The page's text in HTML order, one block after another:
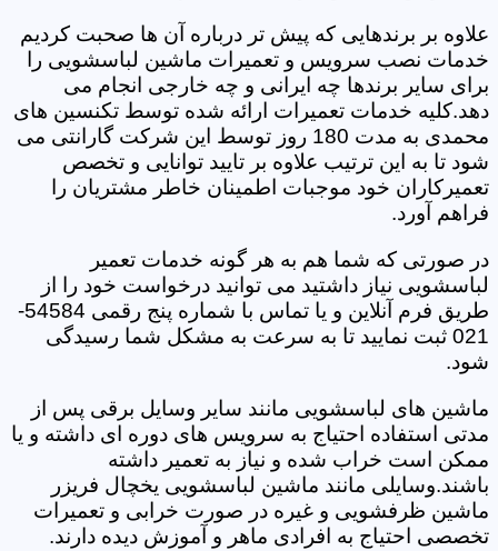
علاوه بر برندهایی که پیش تر درباره آن ها صحبت کردیم
خدمات نصب سرویس و تعمیرات ماشین لباسشویی را
برای سایر برندها چه ایرانی و چه خارجی انجام می
دهد.کلیه خدمات تعمیرات ارائه شده توسط تکنسین های
محمدی به مدت 180 روز توسط این شرکت گارانتی می
شود تا به این ترتیب علاوه بر تایید توانایی و تخصص
تعمیرکاران خود موجبات اطمینان خاطر مشتریان را
فراهم آورد.
در صورتی که شما هم به هر گونه خدمات تعمیر
لباسشویی نیاز داشتید می توانید درخواست خود را از
طریق فرم آنلاین و یا تماس با شماره پنج رقمی 54584-
021 ثبت نمایید تا به سرعت به مشکل شما رسیدگی
شود.
ماشین های لباسشویی مانند سایر وسایل برقی پس از
مدتی استفاده احتیاج به سرویس های دوره ای داشته و یا
ممکن است خراب شده و نیاز به تعمیر داشته
باشند.وسایلی مانند ماشین لباسشویی یخچال فریزر
ماشین ظرفشویی و غیره در صورت خرابی و تعمیرات
تخصصی احتیاج به افرادی ماهر و آموزش دیده دارند.